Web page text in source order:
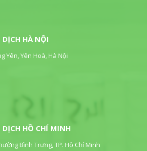
DỊCH HÀ NỘI
Yên, Yên Hoà, Hà Nội
HỒ CHÍ MINH
Bình Trưng, TP. Hồ Chí Minh